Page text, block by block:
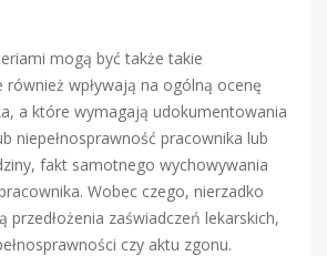
mogą być także takie
wpływają na ogólną ocenę
a które wymagają udokumentowania
niepełnosprawność pracownika lub
fakt samotnego wychowywania
Wobec czego, nierzadko
przedłożenia zaświadczeń lekarskich,
czy aktu zgonu.